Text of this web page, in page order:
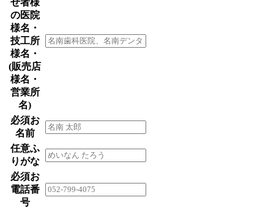
の医院
様名・
技工所
様名・
(販売店
様名・
営業所
名)
必須お
名前
任意ふ
りがな
必須お
電話番
号